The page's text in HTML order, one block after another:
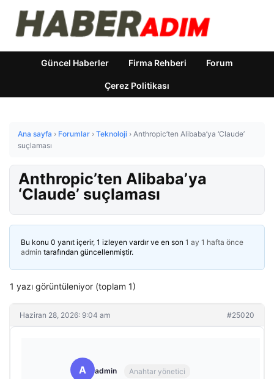
Güncel Haberler Firma Rehberi Forum
Çerez Politikası
Ana sayfa › Forumlar › Teknoloji › Anthropic’ten Alibaba’ya ‘Claude’
suçlaması
Anthropic’ten Alibaba’ya
‘Claude’ suçlaması
Bu konu 0 yanıt içerir, 1 izleyen vardır ve en son 1 ay 1 hafta önce
admin tarafından güncellenmiştir.
1 yazı görüntüleniyor (toplam 1)
Haziran 28, 2026: 9:04 am #25020
A admin Anahtar yönetici